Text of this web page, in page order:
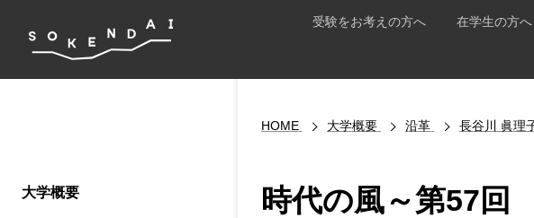
受験をお考えの方へ 在学生の方へ
HOME 大学概要 沿革 長谷川 眞理
時代の風～第57
大学概要